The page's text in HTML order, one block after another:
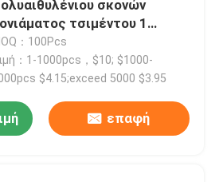
τσιμέντου
σκονών
τσιμέντου 1
τόνος τεράστιες
：100Pcs
：1-1000pcs，$10; $1000-
$4.15;exceed 5000 $3.95
επαφή